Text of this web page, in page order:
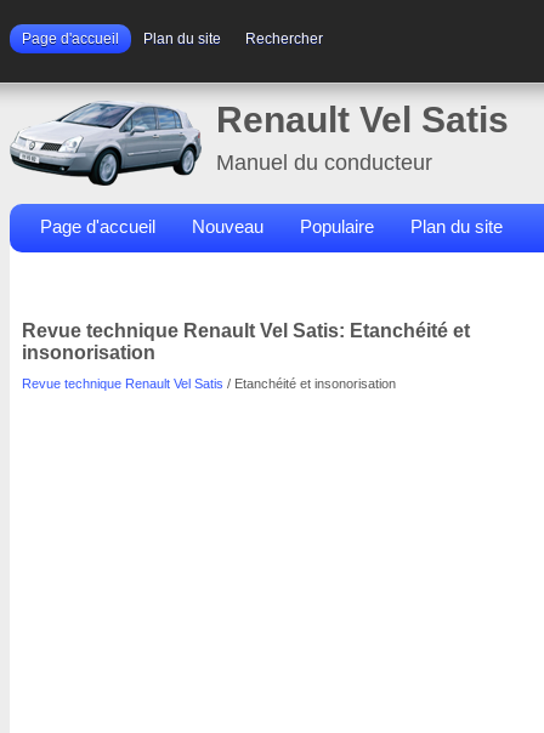
Page d'accueil Plan du site Rechercher
Renault Vel Satis
Manuel du conducteur
Page d'accueil Nouveau Populaire Plan du site
Revue technique Renault Vel Satis: Etanchéité et
insonorisation
Revue technique Renault Vel Satis / Etanchéité et insonorisation